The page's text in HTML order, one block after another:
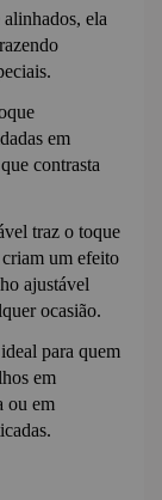
ela
em
contrasta
traz o toque
um efeito
ajustável
ocasião.
para quem
em
ou em